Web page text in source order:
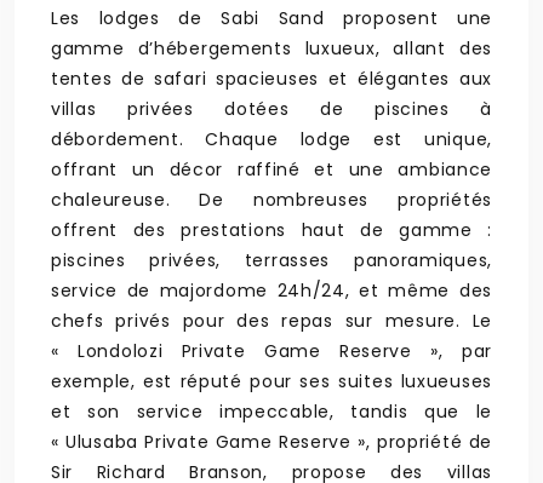
Les lodges de Sabi Sand proposent une
gamme d’hébergements luxueux, allant des
tentes de safari spacieuses et élégantes aux
villas privées dotées de piscines à
débordement. Chaque lodge est unique,
offrant un décor raffiné et une ambiance
chaleureuse. De nombreuses propriétés
offrent des prestations haut de gamme :
piscines privées, terrasses panoramiques,
service de majordome 24h/24, et même des
chefs privés pour des repas sur mesure. Le
« Londolozi Private Game Reserve », par
exemple, est réputé pour ses suites luxueuses
et son service impeccable, tandis que le
« Ulusaba Private Game Reserve », propriété de
Sir Richard Branson, propose des villas